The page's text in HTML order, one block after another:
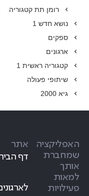
רומן תת קטגוריה
נושא חדש 1
ספקים
ארגונים
קטגוריה ראשית 1
שיתופי פעולה
גיא 2000
האפליקציה
שמחברת
אותך
למאות
פעילויות
אתר
דף